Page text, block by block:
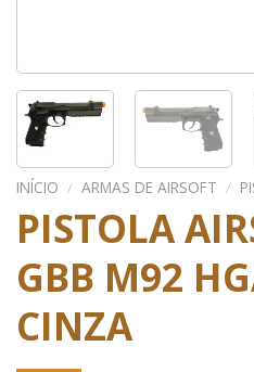
INÍCIO / ARMAS DE AIRSOFT /
PISTOLA
GBB M92
CINZA